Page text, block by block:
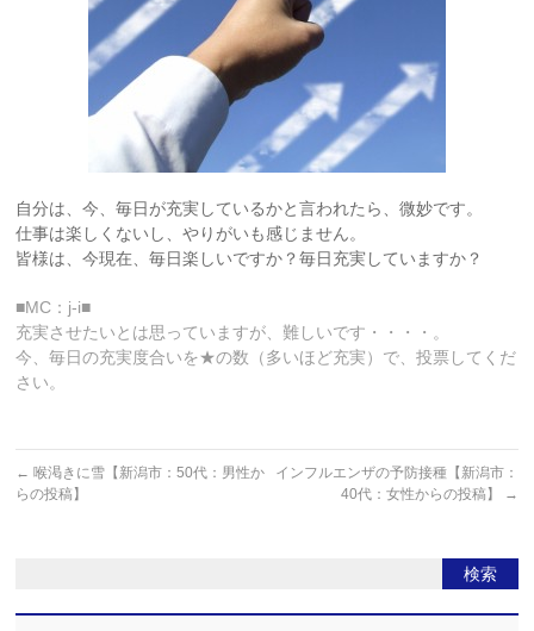
自分は、今、毎日が充実しているかと言われたら、微妙です。
仕事は楽しくないし、やりがいも感じません。
皆様は、今現在、毎日楽しいですか？毎日充実していますか？
■MC：j-i■
充実させたいとは思っていますが、難しいです・・・・。
今、毎日の充実度合いを★の数（多いほど充実）で、投票してくだ
さい。
← 喉渇きに雪【新潟市：50代：男性か
らの投稿】
インフルエンザの予防接種【新潟市：
40代：女性からの投稿】
→